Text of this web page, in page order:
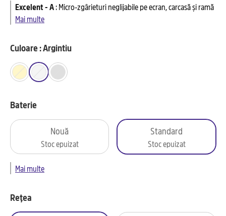
Excelent - A:Micro-zgârieturi neglijabile pe ecran, carcasă și ramă
Mai multe
Culoare : Argintiu
Baterie
Nouă
Stoc epuizat
Standard
Stoc epuizat
Mai multe
Rețea